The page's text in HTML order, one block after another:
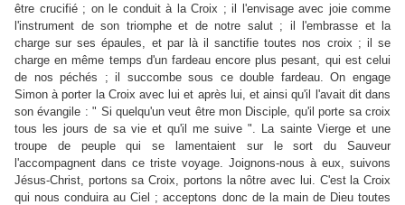
être crucifié ; on le conduit à la Croix ; il l'envisage avec joie comme
l'instrument de son triomphe et de notre salut ; il l'embrasse et la
charge sur ses épaules, et par là il sanctifie toutes nos croix ; il se
charge en même temps d'un fardeau encore plus pesant, qui est celui
de nos péchés ; il succombe sous ce double fardeau. On engage
Simon à porter la Croix avec lui et après lui, et ainsi qu'il l'avait dit dans
son évangile : " Si quelqu'un veut être mon Disciple, qu'il porte sa croix
tous les jours de sa vie et qu'il me suive ". La sainte Vierge et une
troupe de peuple qui se lamentaient sur le sort du Sauveur
l'accompagnent dans ce triste voyage. Joignons-nous à eux, suivons
Jésus-Christ, portons sa Croix, portons la nôtre avec lui. C'est la Croix
qui nous conduira au Ciel ; acceptons donc de la main de Dieu toutes